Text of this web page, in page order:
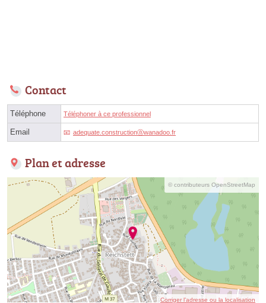
Contact
Téléphone Téléphoner à ce professionnel
Email adequate.constructionⓐwanadoo.fr
Plan et adresse
© contributeurs OpenStreetMap
Corriger l’adresse ou la localisation